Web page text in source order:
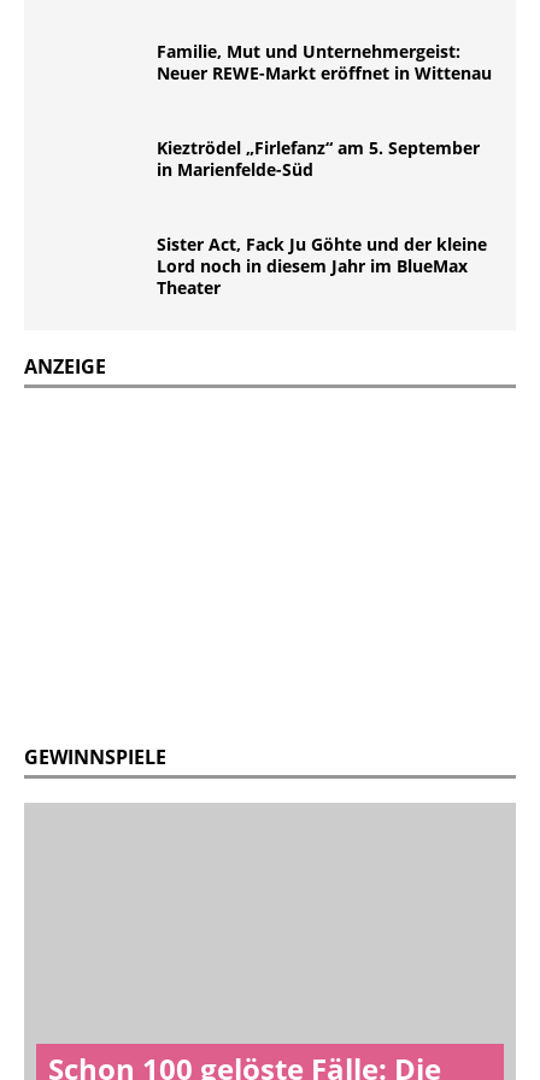
Familie, Mut und Unternehmergeist:
Neuer REWE-Markt eröffnet in Wittenau
Kieztrödel „Firlefanz“ am 5. September
in Marienfelde-Süd
Sister Act, Fack Ju Göhte und der kleine
Lord noch in diesem Jahr im BlueMax
Theater
ANZEIGE
GEWINNSPIELE
Schon 100 gelöste Fälle: Die